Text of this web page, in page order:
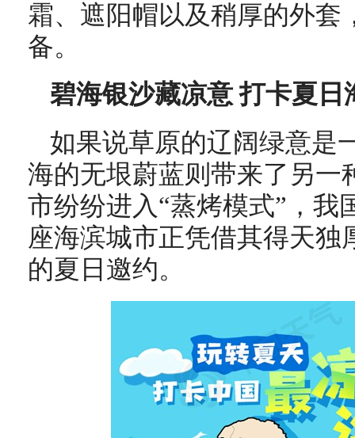
霜、遮阳帽以及稍厚的外套
备。
碧海银沙藏凉意 打卡夏日
如果说草原的辽阔绿意是
海的无垠蔚蓝则带来了另一
市纷纷进入“蒸烤模式”，我
座海滨城市正凭借其得天独
的夏日邀约。